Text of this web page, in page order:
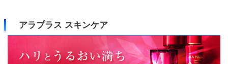
アラプラス スキンケア